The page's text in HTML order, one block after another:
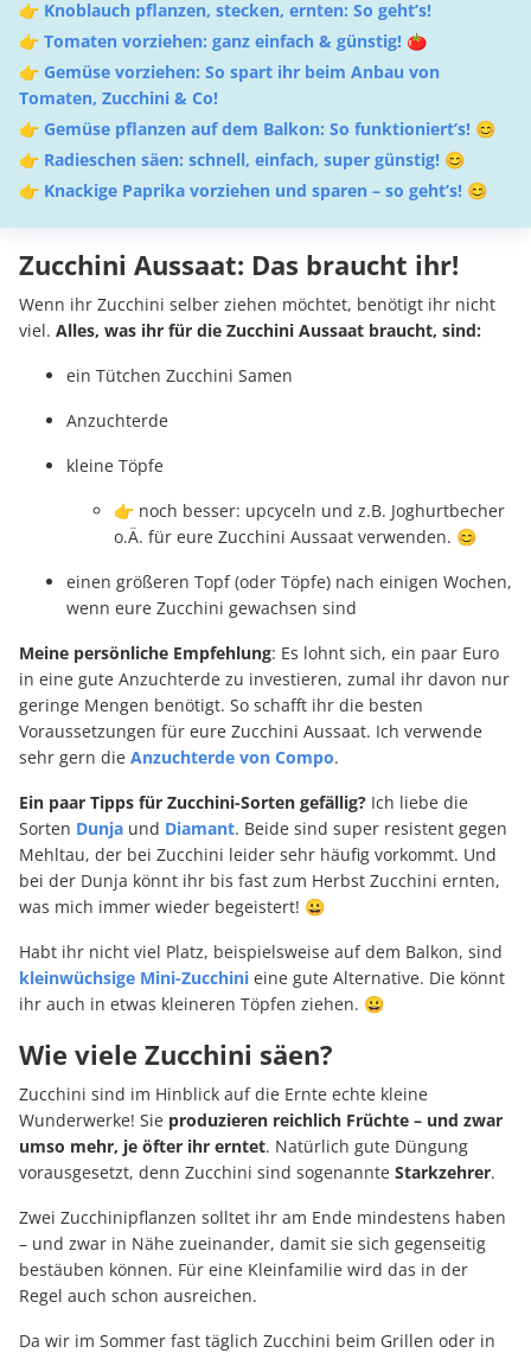
👉 Knoblauch pflanzen, stecken, ernten: So geht’s!
👉 Tomaten vorziehen: ganz einfach & günstig! 🍅
👉 Gemüse vorziehen: So spart ihr beim Anbau von
Tomaten, Zucchini & Co!
👉 Gemüse pflanzen auf dem Balkon: So funktioniert’s! 😊
👉 Radieschen säen: schnell, einfach, super günstig! 😊
👉 Knackige Paprika vorziehen und sparen – so geht’s! 😊
Zucchini Aussaat: Das braucht ihr!
Wenn ihr Zucchini selber ziehen möchtet, benötigt ihr nicht
viel. Alles, was ihr für die Zucchini Aussaat braucht, sind:
ein Tütchen Zucchini Samen
Anzuchterde
kleine Töpfe
👉 noch besser: upcyceln und z.B. Joghurtbecher
o.Ä. für eure Zucchini Aussaat verwenden. 😊
einen größeren Topf (oder Töpfe) nach einigen Wochen,
wenn eure Zucchini gewachsen sind
Meine persönliche Empfehlung: Es lohnt sich, ein paar Euro
in eine gute Anzuchterde zu investieren, zumal ihr davon nur
geringe Mengen benötigt. So schafft ihr die besten
Voraussetzungen für eure Zucchini Aussaat. Ich verwende
sehr gern die Anzuchterde von Compo.
Ein paar Tipps für Zucchini-Sorten gefällig? Ich liebe die
Sorten Dunja und Diamant. Beide sind super resistent gegen
Mehltau, der bei Zucchini leider sehr häufig vorkommt. Und
bei der Dunja könnt ihr bis fast zum Herbst Zucchini ernten,
was mich immer wieder begeistert! 😀
Habt ihr nicht viel Platz, beispielsweise auf dem Balkon, sind
kleinwüchsige Mini-Zucchini eine gute Alternative. Die könnt
ihr auch in etwas kleineren Töpfen ziehen. 😀
Wie viele Zucchini säen?
Zucchini sind im Hinblick auf die Ernte echte kleine
Wunderwerke! Sie produzieren reichlich Früchte – und zwar
umso mehr, je öfter ihr erntet. Natürlich gute Düngung
vorausgesetzt, denn Zucchini sind sogenannte Starkzehrer.
Zwei Zucchinipflanzen solltet ihr am Ende mindestens haben
– und zwar in Nähe zueinander, damit sie sich gegenseitig
bestäuben können. Für eine Kleinfamilie wird das in der
Regel auch schon ausreichen.
Da wir im Sommer fast täglich Zucchini beim Grillen oder in